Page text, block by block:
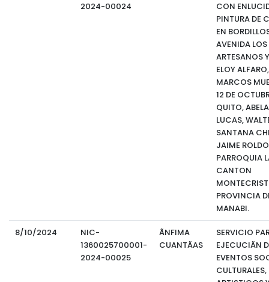
2024-00024
CON
PINTURA DE
EN
AVENIDA LOS
ARTESANOS
ELOY ALFARO,
MARCOS
12 DE
QUITO,
LUCAS,
SANTANA
JAIME
PARROQUIA
CANTON
PROVINCIA
MANABI.
8/10/2024
NIC-
1360025700001-
2024-00025
ÃNFIMA
CUANTÃAS
SERVICIO
EJECUCIÃN
EVENTOS
CULTURALES,